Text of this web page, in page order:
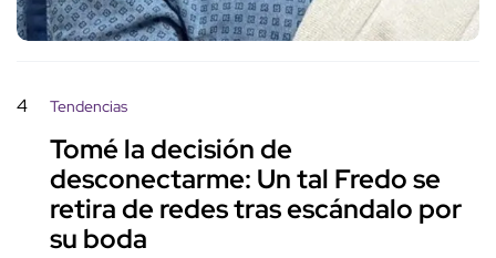
4 Tendencias
Tomé la decisión de
desconectarme: Un tal Fredo se
retira de redes tras escándalo por
su boda